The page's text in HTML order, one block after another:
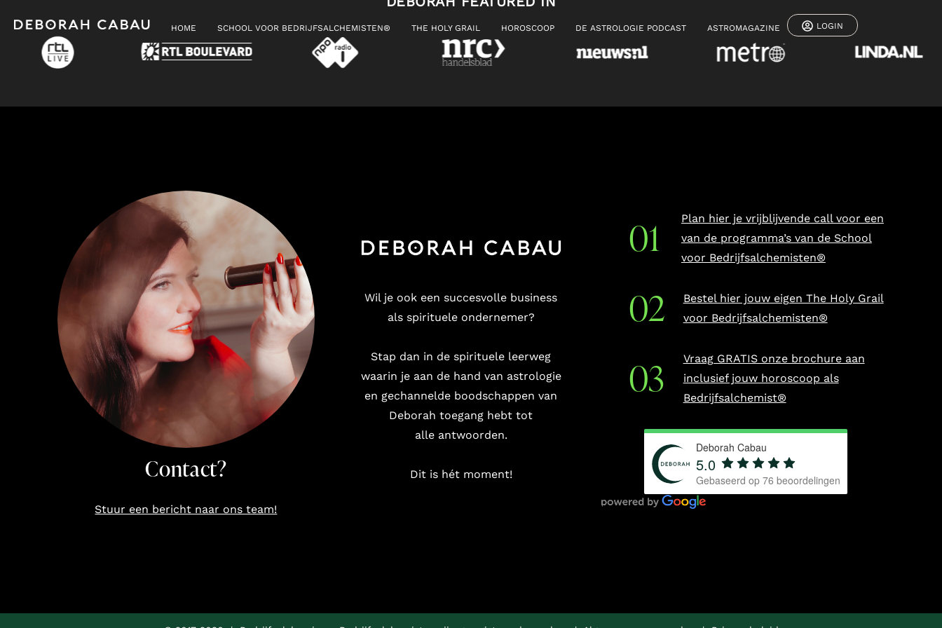
HOME SCHOOL VOOR BEDRIJFSALCHEMISTEN® THE HOLY GRAIL HOROSCOOP DE ASTROLOGIE PODCAST ASTROMAGAZINE LOGIN
Contact?
Stuur een bericht naar ons team!
Wil je ook een succesvolle business
als spirituele ondernemer?
Stap dan in de spirituele leerweg
waarin je aan de hand van astrologie
en gechannelde boodschappen van
Deborah toegang hebt tot
alle antwoorden.
Dit is hét moment!
Plan hier je vrijblijvende call voor een
van de programma’s van de School
voor Bedrijfsalchemisten®
Bestel hier jouw eigen The Holy Grail
voor Bedrijfsalchemisten®
Vraag GRATIS onze brochure aan
inclusief jouw horoscoop als
Bedrijfsalchemist®
Deborah Cabau
5.0
Gebaseerd op76 beoordelingen